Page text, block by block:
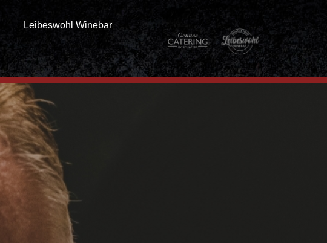
Leibeswohl Winebar